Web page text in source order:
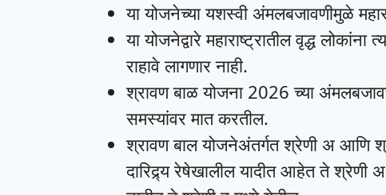
या योजनेच्या यशस्वी अंमलबजावणीमुळे
या योजनेद्वारे महाराष्ट्रातील वृद्ध
राहावे लागणार नाही.
श्रावण बाळ योजना 2026 च्या
समस्यांवर मात करतील.
श्रावण बाल योजनेअंतर्गत श्रेणी अ आणि
दारिद्र्य रेषेखालील यादीत आहेत ते श्रेणी